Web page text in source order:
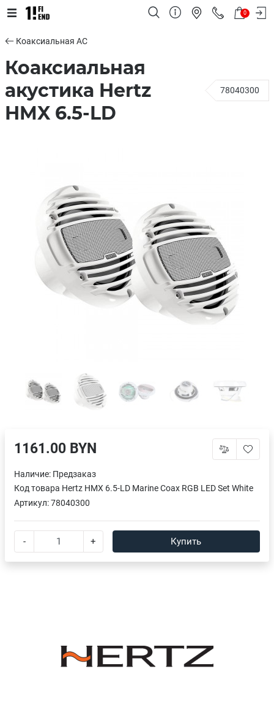
0
Коаксиальная АС
Коаксиальная
акустика Hertz
HMX 6.5-LD
78040300
1161.00 BYN
Наличие: Предзаказ
Код товара Hertz HMX 6.5-LD Marine Coax RGB LED Set White
Артикул:78040300
- + Купить